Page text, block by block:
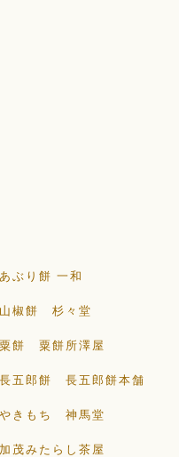
ぶり餅 一和
椒餅 杉々堂
餅 粟餅所澤屋
五郎餅 長五郎餅本舗
きもち 神馬堂
茂みたらし茶屋